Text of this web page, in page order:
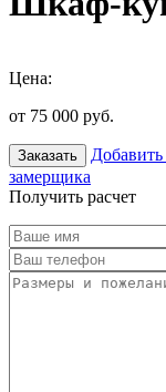
Цена:
от 75 000 руб.
Заказать
замерщика
Получить расчет